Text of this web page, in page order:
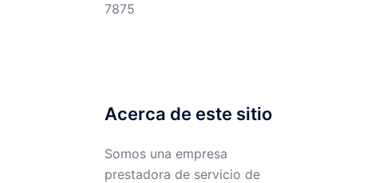
7875
Acerca de este sitio
Somos una empresa
prestadora de servicio de